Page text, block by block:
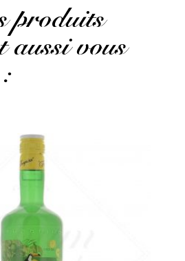
produits
aussi vous